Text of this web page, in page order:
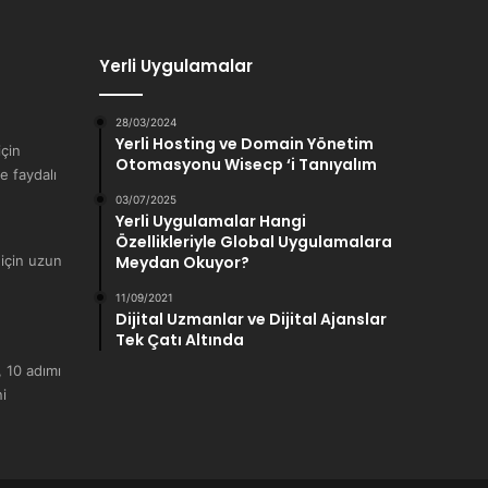
faydalı
uzun
adımı
Yerli Uygulamalar
28/03/2024
Yerli Hosting ve Domain Yönetim
Otomasyonu Wisecp ‘i Tanıyalım
03/07/2025
Yerli Uygulamalar Hangi
Özellikleriyle Global Uygulamalara
Meydan Okuyor?
11/09/2021
Dijital Uzmanlar ve Dijital Ajanslar
Tek Çatı Altında